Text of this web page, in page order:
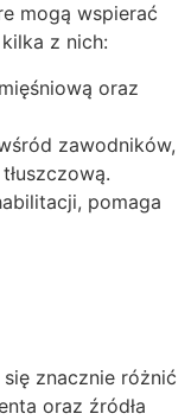
mogą wspierać
z nich:
oraz
zawodników,
pomaga
znacznie różnić
oraz źródła